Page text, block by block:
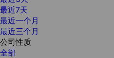
最近7天
最近一个月
最近三个月
公司性质
全部